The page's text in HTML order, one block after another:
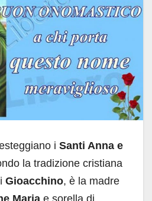
i Santi Anna e
la tradizione cristiana
Gioacchino, è la madre